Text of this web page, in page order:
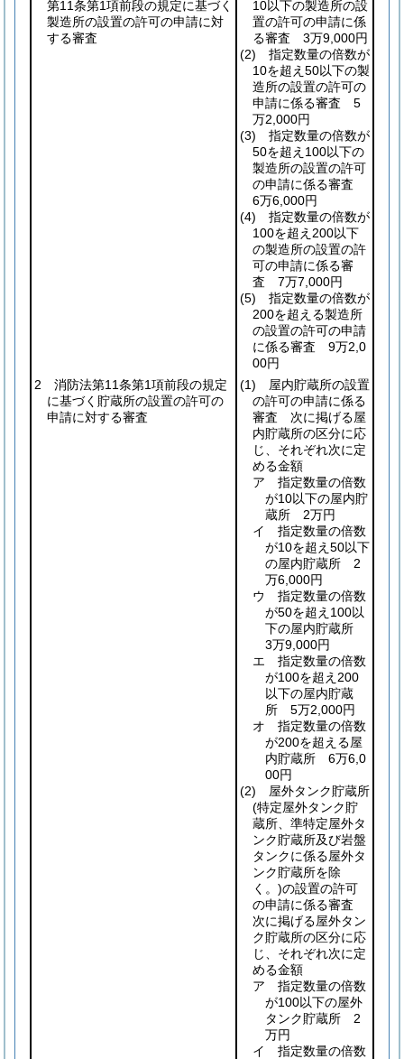
第11条第1項前段の規定に基づく
製造所の設置の許可の申請に対
する審査
10以下の製造所の設
置の許可の申請に係
る審査 3万9,000円
(2) 指定数量の倍数が
10を超え50以下の製
造所の設置の許可の
申請に係る審査 5
万2,000円
(3) 指定数量の倍数が
50を超え100以下の
製造所の設置の許可
の申請に係る審査
6万6,000円
(4) 指定数量の倍数が
100を超え200以下
の製造所の設置の許
可の申請に係る審
査 7万7,000円
(5) 指定数量の倍数が
200を超える製造所
の設置の許可の申請
に係る審査 9万2,0
00円
2 消防法第11条第1項前段の規定
に基づく貯蔵所の設置の許可の
申請に対する審査
(1) 屋内貯蔵所の設置
の許可の申請に係る
審査 次に掲げる屋
内貯蔵所の区分に応
じ、それぞれ次に定
める金額
ア 指定数量の倍数
が10以下の屋内貯
蔵所 2万円
イ 指定数量の倍数
が10を超え50以下
の屋内貯蔵所 2
万6,000円
ウ 指定数量の倍数
が50を超え100以
下の屋内貯蔵所
3万9,000円
エ 指定数量の倍数
が100を超え200
以下の屋内貯蔵
所 5万2,000円
オ 指定数量の倍数
が200を超える屋
内貯蔵所 6万6,0
00円
(2) 屋外タンク貯蔵所
(特定屋外タンク貯
蔵所、準特定屋外タ
ンク貯蔵所及び岩盤
タンクに係る屋外タ
ンク貯蔵所を除
く。)の設置の許可
の申請に係る審査
次に掲げる屋外タン
ク貯蔵所の区分に応
じ、それぞれ次に定
める金額
ア 指定数量の倍数
が100以下の屋外
タンク貯蔵所 2
万円
イ 指定数量の倍数